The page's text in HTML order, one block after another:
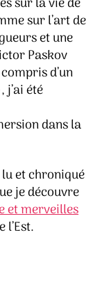
sur l’art de
et une
Paskov
d’un
j’ai été
dans la
et chroniqué
je découvre
et merveilles
l’Est.